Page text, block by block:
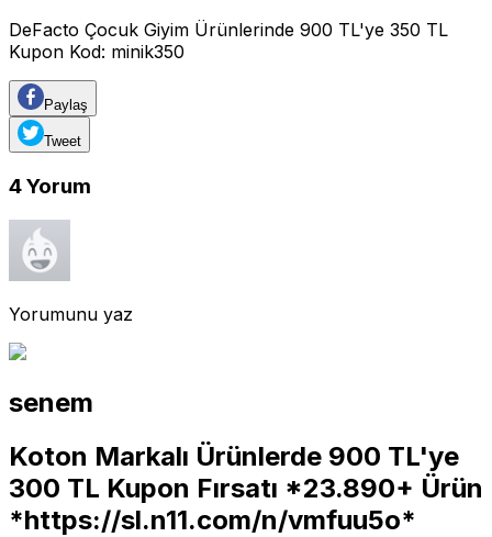
DeFacto Çocuk Giyim Ürünlerinde 900 TL'ye 350 TL
Kupon Kod: minik350
Paylaş
Tweet
4Yorum
Yorumunu yaz
senem
Koton Markalı Ürünlerde 900 TL'ye
300 TL Kupon Fırsatı *23.890+ Ürün
*https://sl.n11.com/n/vmfuu5o*